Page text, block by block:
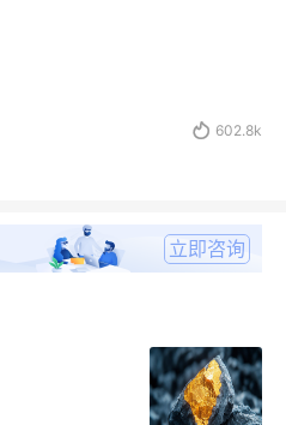
 602.8k
立即咨询